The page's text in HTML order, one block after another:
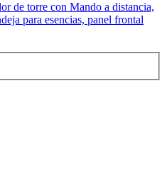
de torre con Mando a distancia,
para esencias, panel frontal